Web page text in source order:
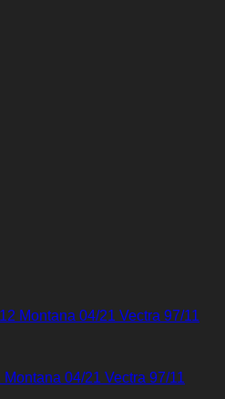
04/21 Vectra 97/11